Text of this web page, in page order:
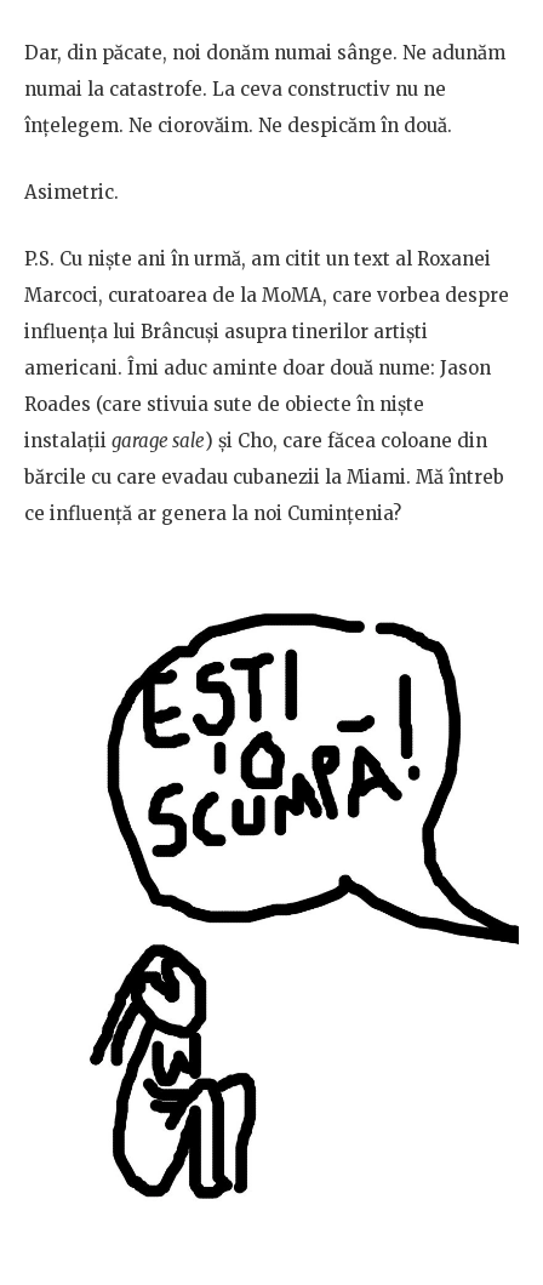
Dar, din păcate, noi donăm numai sânge. Ne adunăm
numai la catastrofe. La ceva constructiv nu ne
înţelegem. Ne ciorovăim. Ne despicăm în două.
Asimetric.
P.S. Cu nişte ani în urmă, am citit un text al Roxanei
Marcoci, curatoarea de la MoMA, care vorbea despre
influenţa lui Brâncuși asupra tinerilor artişti
americani. Îmi aduc aminte doar două nume: Jason
Roades (care stivuia sute de obiecte în nişte
instalaţii garage sale) şi Cho, care făcea coloane din
bărcile cu care evadau cubanezii la Miami. Mă întreb
ce influență ar genera la noi Cuminţenia?